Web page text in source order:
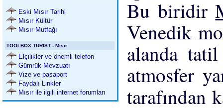
Eski Mısır Tarihi
Mısır Kültür
Mısır Mutfağı
TOOLBOX TURİST - Mısır
Elçilikler ve önemli telefon
Gümrük Mevzuatı
Vize ve pasaport
Faydalı Linkler
Mısır ile ilgili internet forumları
Bu biridir
Venedik
alanda
atmosfer
tarafından